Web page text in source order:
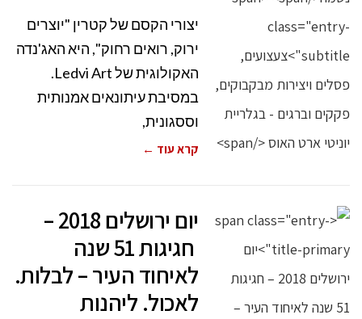
יצורי הקסם של קטרין "יוצרים
ירוק, רואים רחוק", היא האג'נדה
האקולוגית של Ledvi Art.
במסיבת עיתונאים אמנותית
וססגונית,
קרא עוד ←
יום ירושלים 2018 –
חגיגות 51 שנה
לאיחוד העיר – לבלות.
לאכול. ליהנות